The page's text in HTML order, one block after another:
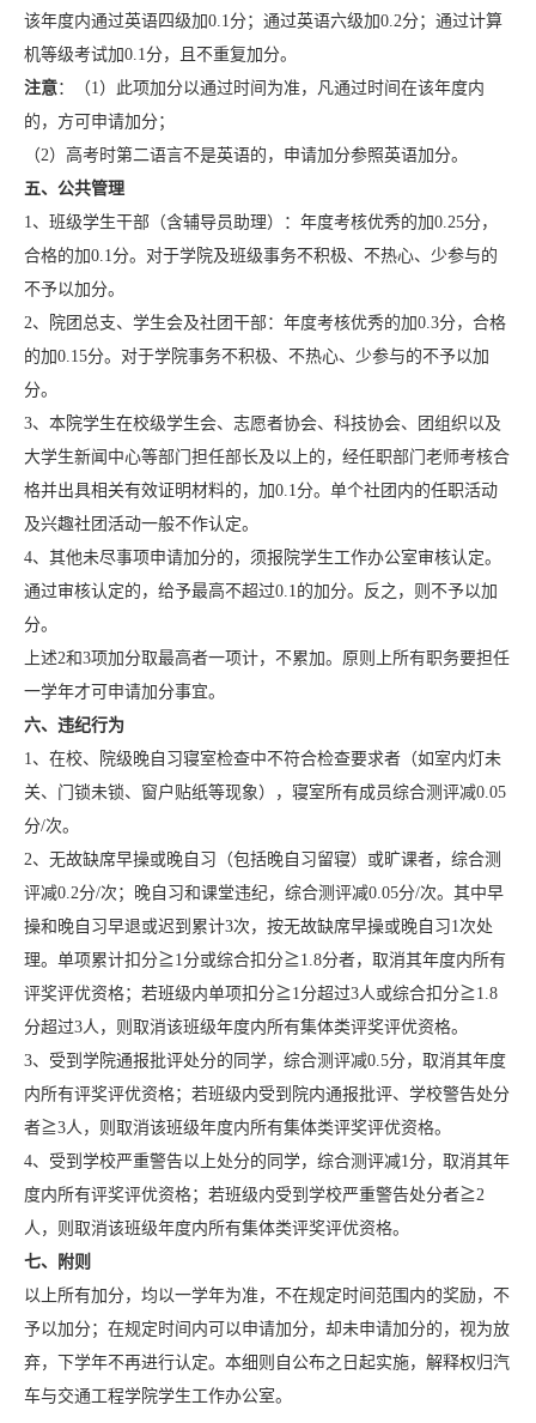
该年度内通过英语四级加0.1分；通过英语六级加0.2分；通过计算
机等级考试加0.1分，且不重复加分。
注意：（1）此项加分以通过时间为准，凡通过时间在该年度内
的，方可申请加分；
（2）高考时第二语言不是英语的，申请加分参照英语加分。
五、公共管理
1、班级学生干部（含辅导员助理）：年度考核优秀的加0.25分，
合格的加0.1分。对于学院及班级事务不积极、不热心、少参与的
不予以加分。
2、院团总支、学生会及社团干部：年度考核优秀的加0.3分，合格
的加0.15分。对于学院事务不积极、不热心、少参与的不予以加
分。
3、本院学生在校级学生会、志愿者协会、科技协会、团组织以及
大学生新闻中心等部门担任部长及以上的，经任职部门老师考核合
格并出具相关有效证明材料的，加0.1分。单个社团内的任职活动
及兴趣社团活动一般不作认定。
4、其他未尽事项申请加分的，须报院学生工作办公室审核认定。
通过审核认定的，给予最高不超过0.1的加分。反之，则不予以加
分。
上述2和3项加分取最高者一项计，不累加。原则上所有职务要担任
一学年才可申请加分事宜。
六、违纪行为
1、在校、院级晚自习寝室检查中不符合检查要求者（如室内灯未
关、门锁未锁、窗户贴纸等现象），寝室所有成员综合测评减0.05
分/次。
2、无故缺席早操或晚自习（包括晚自习留寝）或旷课者，综合测
评减0.2分/次；晚自习和课堂违纪，综合测评减0.05分/次。其中早
操和晚自习早退或迟到累计3次，按无故缺席早操或晚自习1次处
理。单项累计扣分≧1分或综合扣分≧1.8分者，取消其年度内所有
评奖评优资格；若班级内单项扣分≧1分超过3人或综合扣分≧1.8
分超过3人，则取消该班级年度内所有集体类评奖评优资格。
3、受到学院通报批评处分的同学，综合测评减0.5分，取消其年度
内所有评奖评优资格；若班级内受到院内通报批评、学校警告处分
者≧3人，则取消该班级年度内所有集体类评奖评优资格。
4、受到学校严重警告以上处分的同学，综合测评减1分，取消其年
度内所有评奖评优资格；若班级内受到学校严重警告处分者≧2
人，则取消该班级年度内所有集体类评奖评优资格。
七、附则
以上所有加分，均以一学年为准，不在规定时间范围内的奖励，不
予以加分；在规定时间内可以申请加分，却未申请加分的，视为放
弃，下学年不再进行认定。本细则自公布之日起实施，解释权归汽
车与交通工程学院学生工作办公室。